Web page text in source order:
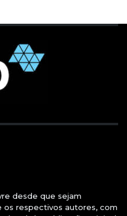
desde que sejam
os respectivos autores, com